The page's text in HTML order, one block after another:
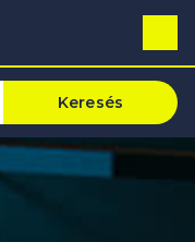
Keresés